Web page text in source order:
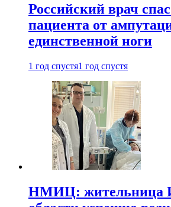
Российский врач
пациента от
единственной ноги
1 год спустя1 год спустя
НМИЦ: жительница